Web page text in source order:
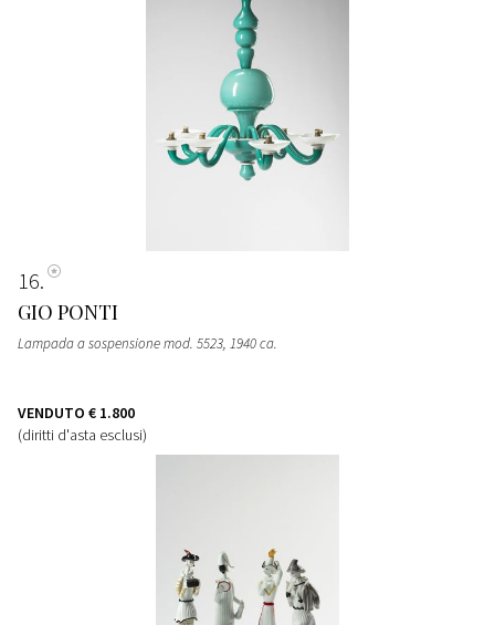
16
GIO PONTI
Lampada a sospensione mod. 5523, 1940 ca.
VENDUTO € 1.800
(diritti d'asta esclusi)